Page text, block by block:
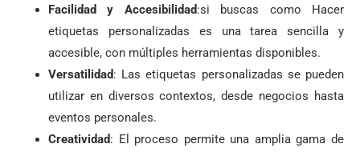
Facilidad y Accesibilidad:si buscas como Hacer
etiquetas personalizadas es una tarea sencilla y
accesible, con múltiples herramientas disponibles.
Versatilidad: Las etiquetas personalizadas se pueden
utilizar en diversos contextos, desde negocios hasta
eventos personales.
Creatividad: El proceso permite una amplia gama de